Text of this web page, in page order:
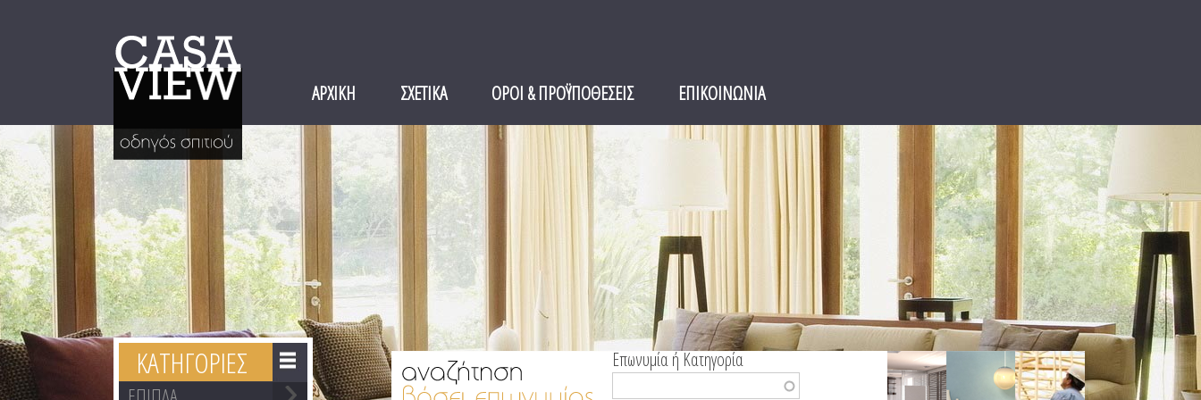
ΑΡΧΙΚΗ ΣΧΕΤΙΚΑ ΟΡΟΙ & ΠΡΟΫΠΟΘΕΣΕΙΣ ΕΠΙΚΟΙΝΩΝΙΑ
ΚΑΤΗΓΟΡΙΕΣ Επωνυμία ή Κατηγορία